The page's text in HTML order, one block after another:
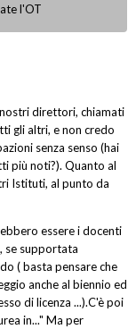
l'OT
direttori, chiamati
gli altri, e non credo
senza senso (hai
più noti?). Quanto al
Istituti, al punto da
essere i docenti
se supportata
( basta pensare che
anche al biennio ed
di licenza ...).C'è poi
in..." Ma per